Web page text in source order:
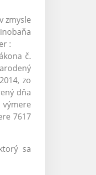
zmysle
:
č.
zo
dňa
7617
sa